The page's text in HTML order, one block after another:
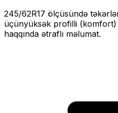
245/62R17 ölçüsündə
üçünyüksək profilli (komfort)
haqqında ətraflı məlumat.